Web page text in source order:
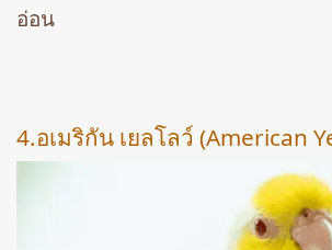
อ่อน
4.อเมริกัน เยลโลว์ (American